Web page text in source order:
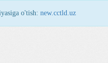
o'tish: new.cctld.uz